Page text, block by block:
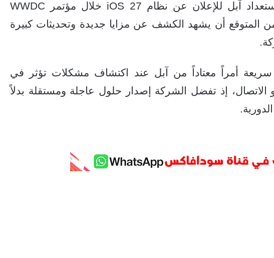
يتزامن إطلاق التحديث مع استعداد آبل للإعلان عن نظام iOS 27 خلال مؤتمر WWDC
والذي من المتوقع أن يشهد الكشف عن مزايا جديدة وتحديثات كبيرة
أمراً معتاداً من آبل عند اكتشاف مشكلات تؤثر في
إذ تفضل الشركة إصدار حلول عاجلة ومستقلة بدلاً